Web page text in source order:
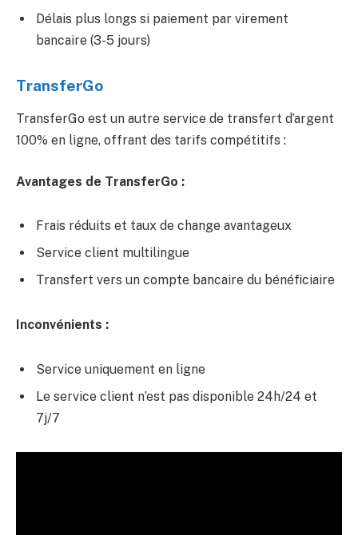
Délais plus longs si paiement par virement
bancaire (3-5 jours)
TransferGo
TransferGo est un autre service de transfert d’argent
100% en ligne, offrant des tarifs compétitifs :
Avantages de TransferGo :
Frais réduits et taux de change avantageux
Service client multilingue
Transfert vers un compte bancaire du bénéficiaire
Inconvénients :
Service uniquement en ligne
Le service client n’est pas disponible 24h/24 et
7j/7